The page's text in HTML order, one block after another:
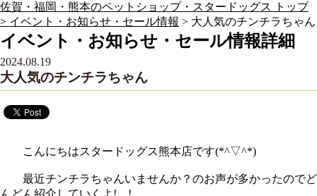
佐賀・福岡・熊本のペットショップ・スタードッグス トップ
> イベント・お知らせ・セール情報 > 大人気のチンチラちゃん
イベント・お知らせ・セール情報詳細
2024.08.19
大人気のチンチラちゃん
こんにちはスタードッグス熊本店です(*^▽^*)
最近チンチラちゃんいませんか？のお声が多かったのでど
んどん紹介していくよ! !